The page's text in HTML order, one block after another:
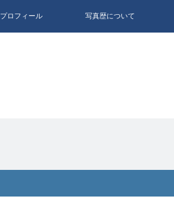
プロフィール 写真歴について